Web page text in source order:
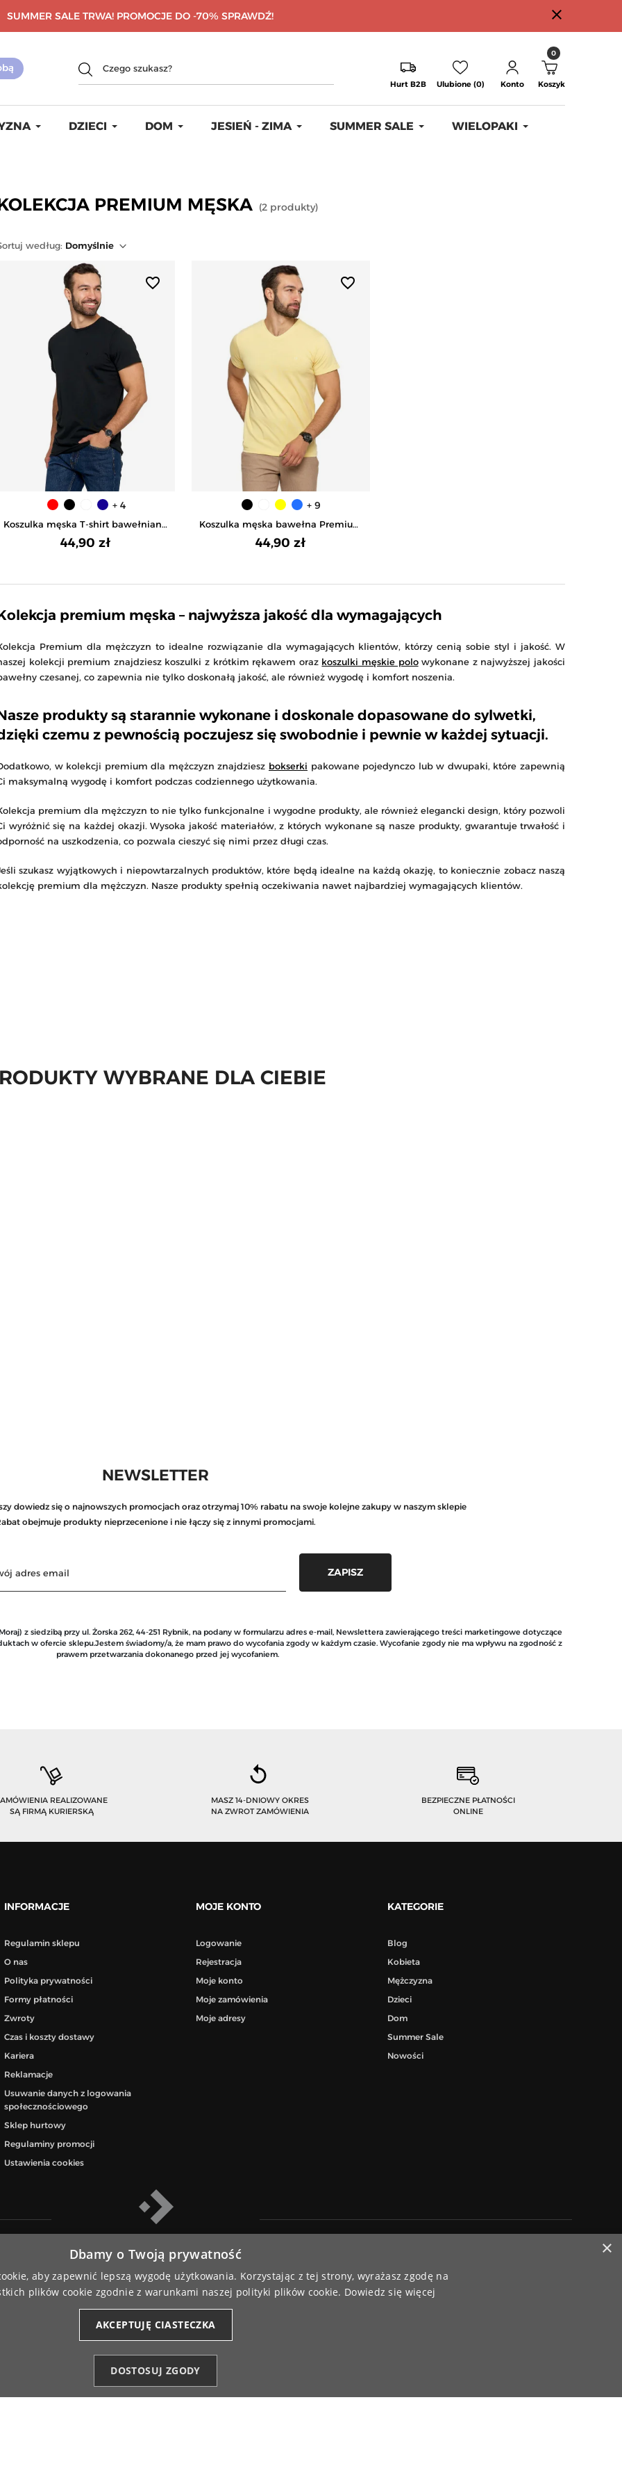
SUMMER SALE TRWA! PROMOCJE DO -70% SPRAWDŹ! close
Hurt B2B Ulubione (0) Konto
0
Koszyk
DZIECI DOM JESIEŃ - ZIMA SUMMER SALE WIELOPAKI
PREMIUM MĘSKA (2 produkty)
według: Domyślnie
favorite_border
Koszulka męska T-shirt bawełniana
Premium okrągły dekolt - CZARNY
44,90 zł
+ 4
favorite_border
Koszulka męska bawełna Premium
T-shirt dekolt w serek - ŻÓŁTY
44,90 zł
+ 9
premium męska – najwyższa jakość dla wymagających
Premium dla mężczyzn to idealne rozwiązanie dla wymagających klientów, którzy cenią sobie styl i jakość. W
kolekcji premium znajdziesz koszulki z krótkim rękawem oraz koszulki męskie polowykonane z najwyższej jakości
czesanej, co zapewnia nie tylko doskonałą jakość, ale również wygodę i komfort noszenia.
produkty są starannie wykonane i doskonale dopasowane do sylwetki,
czemu z pewnością poczujesz się swobodnie i pewnie w każdej sytuacji.
w kolekcji premium dla mężczyzn znajdziesz bokserki pakowane pojedynczo lub w dwupaki, które zapewnią
maksymalną wygodę i komfort podczas codziennego użytkowania.
premium dla mężczyzn to nie tylko funkcjonalne i wygodne produkty, ale również elegancki design, który pozwoli
wyróżnić się na każdej okazji. Wysoka jakość materiałów, z których wykonane są nasze produkty, gwarantuje trwałość i
na uszkodzenia, co pozwala cieszyć się nimi przez długi czas.
szukasz wyjątkowych i niepowtarzalnych produktów, które będą idealne na każdą okazję, to koniecznie zobacz naszą
premium dla mężczyzn. Nasze produkty spełnią oczekiwania nawet najbardziej wymagających klientów.
WYBRANE DLA CIEBIE
NEWSLETTER
dowiedz się o najnowszych promocjach oraz otrzymaj 10% rabatu na swoje kolejne zakupy w naszym sklepie
obejmuje produkty nieprzecenione i nie łączy się z innymi promocjami.
z siedzibą przy ul. Żorska 262, 44-251 Rybnik, na podany w formularzu adres e-mail, Newslettera zawierającego treści marketingowe dotyczące
w ofercie sklepu.Jestem świadomy/a, że mam prawo do wycofania zgody w każdym czasie. Wycofanie zgody nie ma wpływu na zgodność z
prawem przetwarzania dokonanego przed jej wycofaniem.
REALIZOWANE
SĄ FIRMĄ KURIERSKĄ
MASZ 14-DNIOWY OKRES
NA ZWROT ZAMÓWIENIA
BEZPIECZNE PŁATNOŚCI
ONLINE
INFORMACJE
Regulamin sklepu
O nas
Polityka prywatności
Formy płatności
Zwroty
Czas i koszty dostawy
Kariera
Reklamacje
Usuwanie danych z logowania
społecznościowego
Sklep hurtowy
Regulaminy promocji
Ustawienia cookies
MOJE KONTO
Logowanie
Rejestracja
Moje konto
Moje zamówienia
Moje adresy
KATEGORIE
Blog
Kobieta
Mężczyzna
Dzieci
Dom
Summer Sale
Nowości
TikTok
×
Dbamy o Twoją prywatność
aby zapewnić lepszą wygodę użytkowania. Korzystając z tej strony, wyrażasz zgodę na
plików cookie zgodnie z warunkami naszej polityki plików cookie. Dowiedz się więcej
AKCEPTUJĘ CIASTECZKA
DOSTOSUJ ZGODY